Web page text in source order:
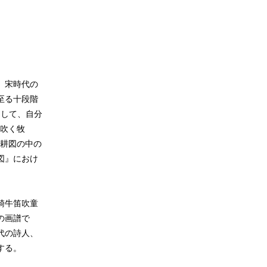
宋時代の
る十段階
て、自分
く牧
図の中の
』におけ
牛笛吹童
画譜で
詩人、
。